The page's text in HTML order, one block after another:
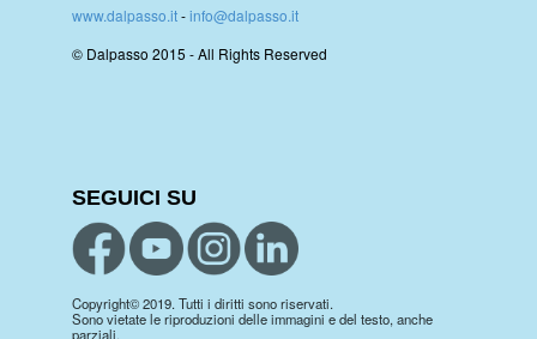
www.dalpasso.it-info@dalpasso.it
© Dalpasso 2015 - All Rights Reserved
SEGUICI SU
Copyright© 2019. Tutti i diritti sono riservati.
Sono vietate le riproduzioni delle immagini e del testo, anche
parziali.